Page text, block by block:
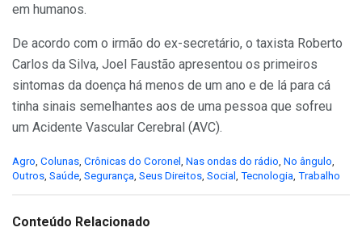
em humanos.
De acordo com o irmão do ex-secretário, o taxista Roberto
Carlos da Silva, Joel Faustão apresentou os primeiros
sintomas da doença há menos de um ano e de lá para cá
tinha sinais semelhantes aos de uma pessoa que sofreu
um Acidente Vascular Cerebral (AVC).
C
a
g
Agro Colunas Crônicas do Coronel Nas ondas do rádio No ângulo
Outros Saúde Segurança Seus Direitos Social Tecnologia Trabalho
Conteúdo Relacionado